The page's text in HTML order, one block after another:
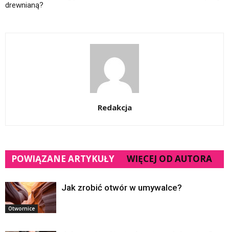
drewnianą?
Redakcja
POWIĄZANE ARTYKUŁY WIĘCEJ OD AUTORA
Otwornice
Jak zrobić otwór w umywalce?